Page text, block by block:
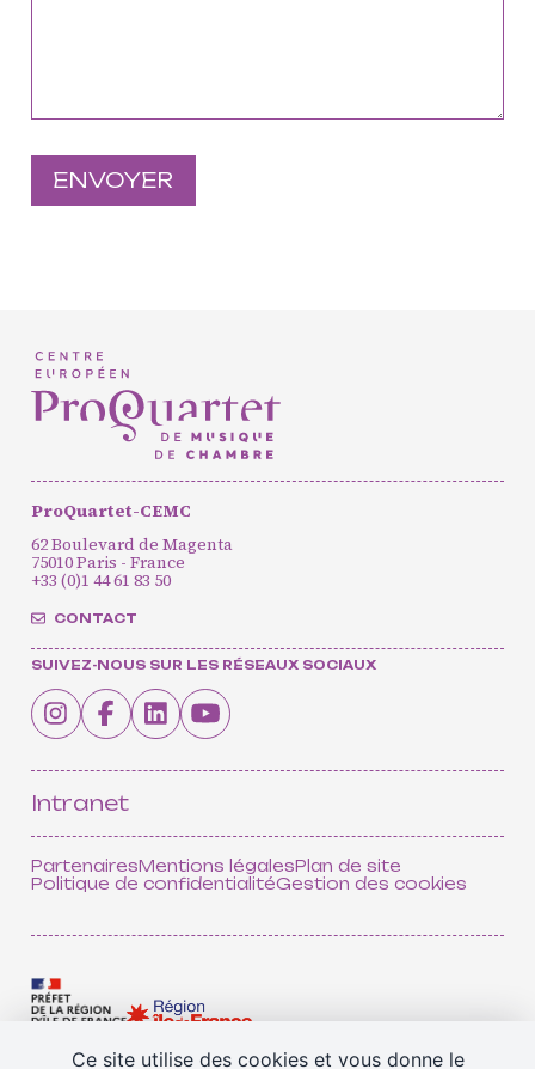
Ce site utilise des cookies et vous donne le
ProQuartet-CEMC
62 Boulevard de Magenta
75010 Paris - France
+33 (0)1 44 61 83 50
CONTACT
SUIVEZ-NOUS SUR LES RÉSEAUX SOCIAUX
Intranet
PartenairesMentions légalesPlan de site
Politique de confidentialitéGestion des cookies
interprètes
Formation
professionnelle et
Pratiques amateurs
Actualités
Soutenir ProQuartet
Vidéos des masterclasses
INSCRIPTION INFOLETTRES
PETITES ANNONCES